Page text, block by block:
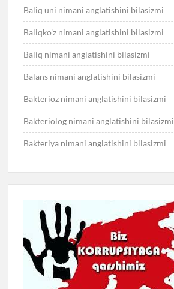
Baliq uni nimani anglatishini bilasizmi
Baliqko’z nimani anglatishini bilasizmi
Baliq nimani anglatishini bilasizmi
Balans nimani anglatishini bilasizmi
Bakterioz nimani anglatishini bilasizmi
Bakteriolog nimani anglatishini bilasizmi
Bakteriya nimani anglatishini bilasizmi